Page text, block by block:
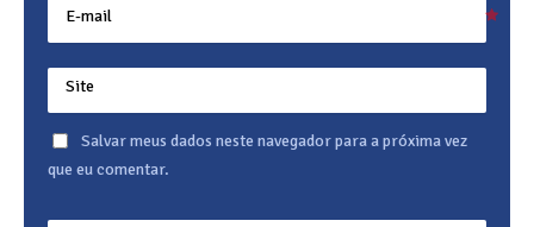
E-mail
Site
Salvar meus dados neste navegador para a próxima vez
que eu comentar.